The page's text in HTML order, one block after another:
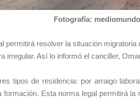
Fotografía:
permitirá resolver la situación
irregular. Así lo informó el canciller,
tipos de residencia: por arraigo
formación. Esta norma legal permitirá